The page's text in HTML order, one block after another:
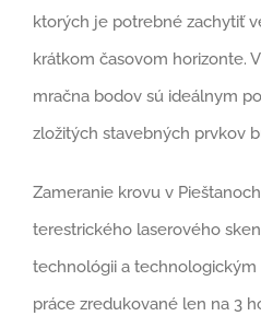
ktorých je potrebné zachytiť
krátkom časovom horizonte.
mračna bodov sú ideálnym
zložitých stavebných prvkov
Zameranie krovu v
terestrického laserového
technológii a
práce zredukované len na 3